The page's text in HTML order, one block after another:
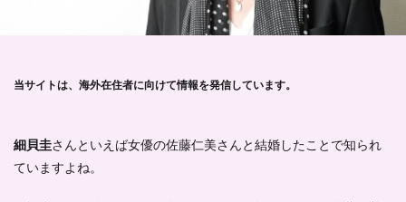
当サイトは、海外在住者に向けて情報を発信しています。
細貝圭さんといえば女優の佐藤仁美さんと結婚したことで知られ
ていますよね。